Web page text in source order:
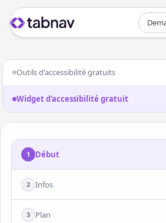
Widget
Outils d'accessibilité gratuits
Widget d'accessibilité gratuit
1 Début
2 Infos
3 Plan